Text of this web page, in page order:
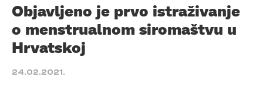
Objavljeno je prvo istraživanje
o menstrualnom siromaštvu u
Hrvatskoj
24.02.2021.